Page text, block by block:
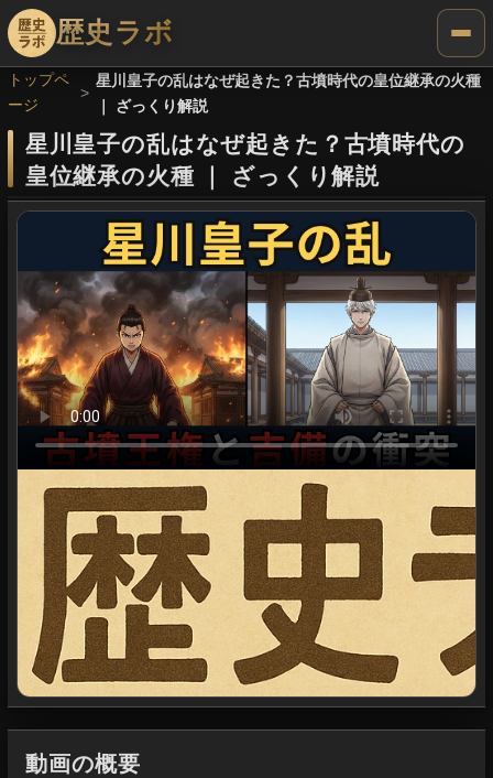
歴史ラボ
トップペ
ージ
星川皇子の乱はなぜ起きた？古墳時代の皇位継承の火種
｜ ざっくり解説
星川皇子の乱はなぜ起きた？古墳時代の
皇位継承の火種
ざっくり解説
動画の概要